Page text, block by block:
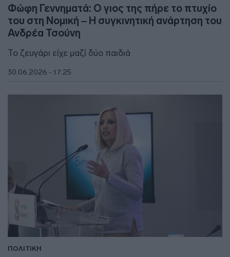
Φώφη Γεννηματά: Ο γιος της πήρε το πτυχίο
του στη Νομική – Η συγκινητική ανάρτηση του
Ανδρέα Τσούνη
Το ζευγάρι είχε μαζί δύο παιδιά
30.06.2026 - 17:25
ΠΟΛΙΤΙΚΗ